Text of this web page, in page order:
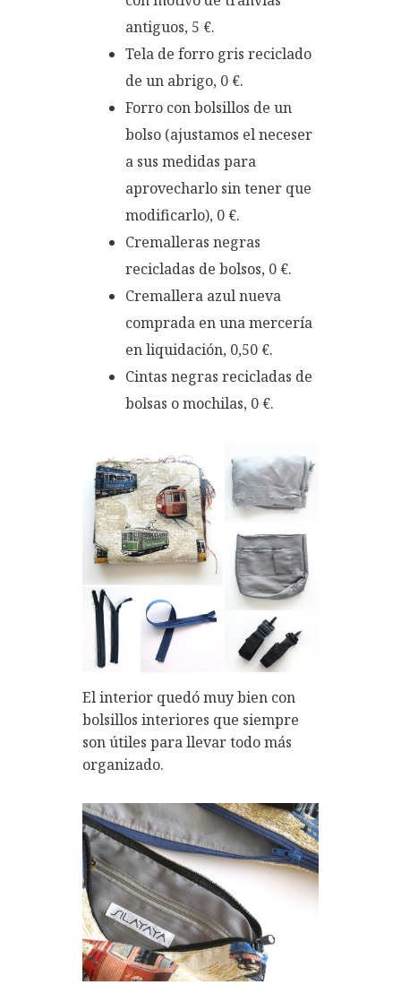
antiguos, 5 €.
Tela de forro gris reciclado
de un abrigo, 0 €.
Forro con bolsillos de un
bolso (ajustamos el neceser
a sus medidas para
aprovecharlo sin tener que
modificarlo), 0 €.
Cremalleras negras
recicladas de bolsos, 0 €.
Cremallera azul nueva
comprada en una mercería
en liquidación, 0,50 €.
Cintas negras recicladas de
bolsas o mochilas, 0 €.
El interior quedó muy bien con
bolsillos interiores que siempre
son útiles para llevar todo más
organizado.